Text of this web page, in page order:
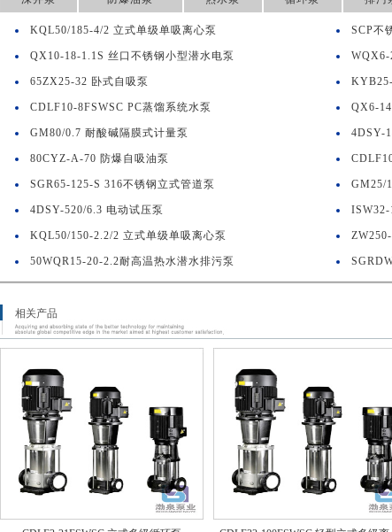
KQL50/185-4/2 立式单级单吸离心泵 SCP不
QX10-18-1.1S 丝口不锈钢小型潜水电泵 WQX6-
65ZX25-32 卧式自吸泵
CDLF10-8FSWSC PC蒸馏系统水泵 QX6-
GM80/0.7 耐酸碱隔膜式计量泵 4DSY-
80CYZ-A-70 防爆自吸油泵
SGR65-125-S 316不锈钢立式管道泵 GM25/
4DSY-520/6.3 电动试压泵 ISW32-
KQL50/150-2.2/2 立式单级单吸离心泵
50WQR15-20-2.2耐高温热水潜水排污泵
相关产品